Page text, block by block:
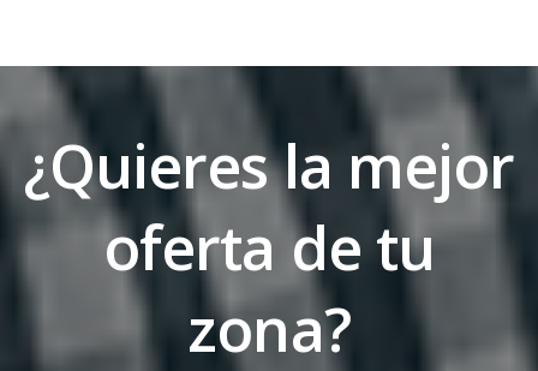
¿Quieres la mejor
oferta de tu
zona?